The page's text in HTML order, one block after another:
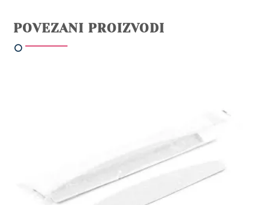
POVEZANI PROIZVODI